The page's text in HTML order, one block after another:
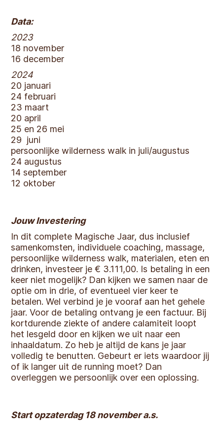
Data:
2023
18 november
16 december
2024
20 januari
24 februari
23 maart
20 april
25 en 26 mei
29 juni
persoonlijke wilderness walk in juli/augustus
24 augustus
14 september
12 oktober
Jouw Investering
In dit complete Magische Jaar, dus inclusief
samenkomsten, individuele coaching, massage,
persoonlijke wilderness walk, materialen, eten en
drinken, investeer je € 3.111,00. Is betaling in een
keer niet mogelijk? Dan kijken we samen naar de
optie om in drie, of eventueel vier keer te
betalen. Wel verbind je je vooraf aan het gehele
jaar. Voor de betaling ontvang je een factuur. Bij
kortdurende ziekte of andere calamiteit loopt
het lesgeld door en kijken we uit naar een
inhaaldatum. Zo heb je altijd de kans je jaar
volledig te benutten. Gebeurt er iets waardoor jij
of ik langer uit de running moet? Dan
overleggen we persoonlijk over een oplossing.
Start opzaterdag 18 november a.s.